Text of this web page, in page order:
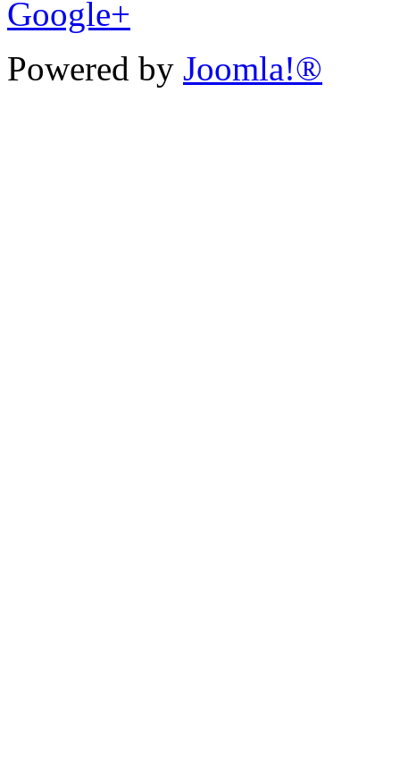
Google+
Powered by Joomla!®